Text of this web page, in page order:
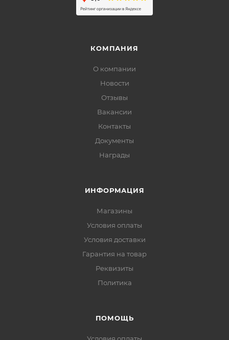
КОМПАНИЯ
О компании
Новости
Отзывы
Вакансии
Контакты
Документы
Награды
ИНФОРМАЦИЯ
Магазины
Условия оплаты
Условия доставки
Гарантия на товар
Реквизиты
Политика
ПОМОЩЬ